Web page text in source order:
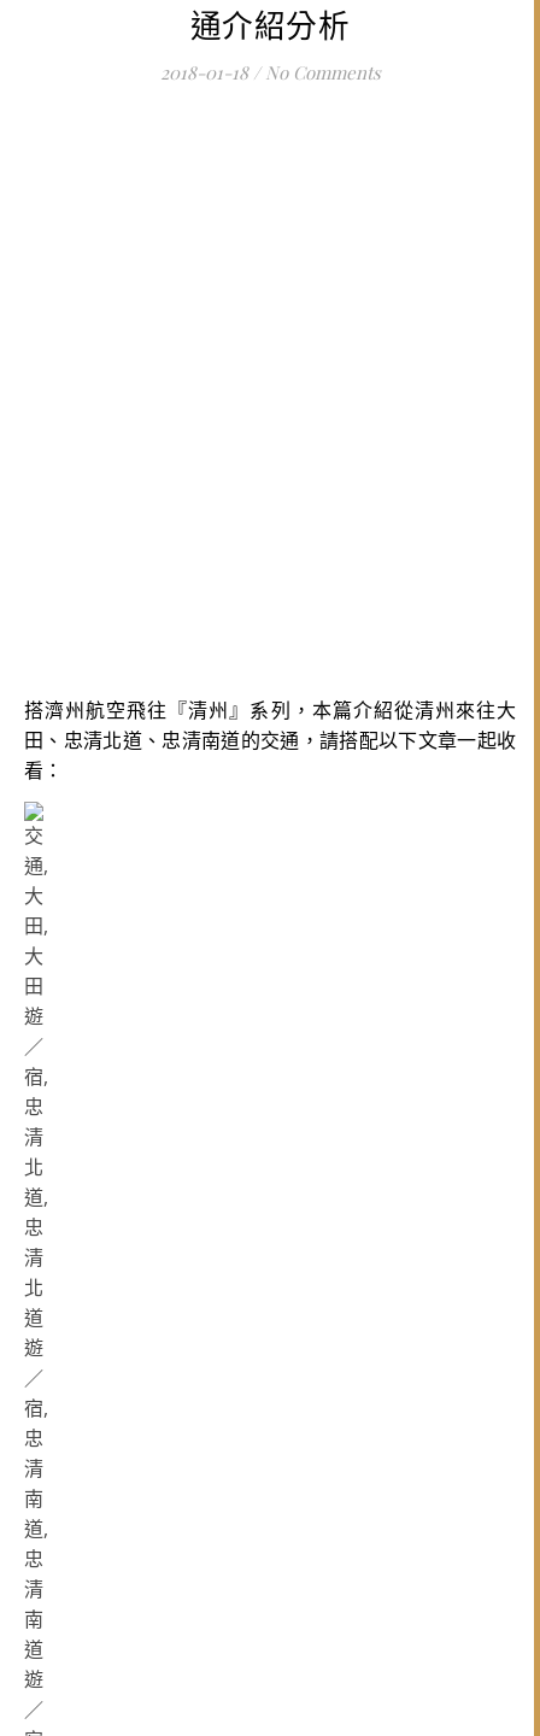
通介紹分析
2018-01-18 / No Comments
搭濟州航空飛往『清州』系列，本篇介紹從清州來往大
田、忠清北道、忠清南道的交通，請搭配以下文章一起收
看：